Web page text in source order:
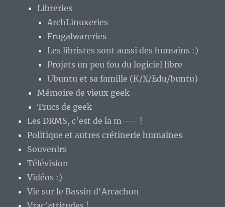
Libreries
ArchLinuxeries
Frugalwareries
Les libristes sont aussi des humains :)
Projets un peu fou du logiciel libre
Ubuntu et sa famille (K/X/Edu/buntu)
Mémoire de vieux geek
Trucs de geek
Les DRMS, c'est de la m—– !
Politique et autres crétinerie humaines
Souvenirs
Télévision
Vidéos :)
Vie sur le Bassin d'Arcachon